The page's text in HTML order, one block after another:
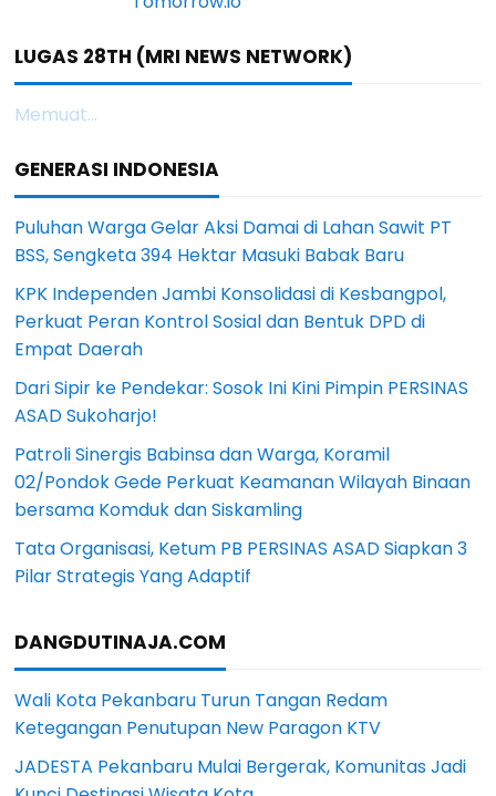
LUGAS 28TH (MRI NEWS NETWORK)
Memuat...
GENERASI INDONESIA
Puluhan Warga Gelar Aksi Damai di Lahan Sawit PT
BSS, Sengketa 394 Hektar Masuki Babak Baru
KPK Independen Jambi Konsolidasi di Kesbangpol,
Perkuat Peran Kontrol Sosial dan Bentuk DPD di
Empat Daerah
Dari Sipir ke Pendekar: Sosok Ini Kini Pimpin PERSINAS
ASAD Sukoharjo!
Patroli Sinergis Babinsa dan Warga, Koramil
02/Pondok Gede Perkuat Keamanan Wilayah Binaan
bersama Komduk dan Siskamling
Tata Organisasi, Ketum PB PERSINAS ASAD Siapkan 3
Pilar Strategis Yang Adaptif
DANGDUTINAJA.COM
Wali Kota Pekanbaru Turun Tangan Redam
Ketegangan Penutupan New Paragon KTV
JADESTA Pekanbaru Mulai Bergerak, Komunitas Jadi